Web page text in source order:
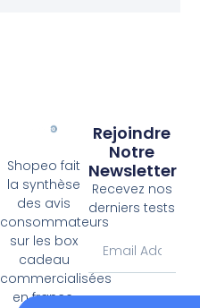
Shopeo fait
la synthèse
des avis
consommateurs
sur les box
cadeau
commercialisées
en france.
Rejoindre
Notre
Newsletter
Recevez nos
derniers tests